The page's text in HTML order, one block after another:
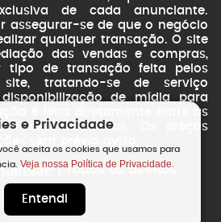
de cada anunciante.
assegurar-se de que o negócio
qualquer transação. O site
das vendas e compras,
tipo de transação feita pelos
tratando-se de serviço
de mídia para
é feita diretamente entre as
Fotos ilustrativas. Os preços
sem prévio aviso.
CarroSP| Todos os direitos
e Privacidade
aceita os cookies que usamos para
Veja nossa Política de Privacidade.
Entendi